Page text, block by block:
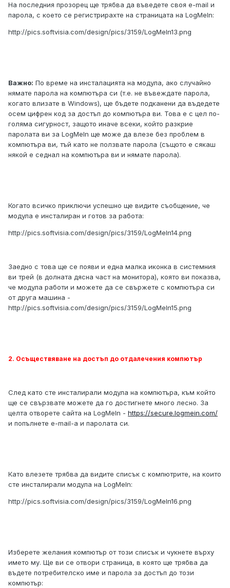
На последния прозорец ще трябва да въведете своя e-mail и
парола, с което се регистрирахте на страницата на LogMeIn:
http://pics.softvisia.com/design/pics/3159/LogMeIn13.png
Важно: По време на инсталацията на модула, ако случайно
нямате парола на компютъра си (т.е. не въвеждате парола,
когато влизате в Windows), ще бъдете подканени да въдедете
осем цифрен код за достъп до компютъра ви. Това е с цел по-
голяма сигурност, защото иначе всеки, който разкрие
паролата ви за LogMeIn ще може да влезе без проблем в
компютъра ви, тъй като не ползвате парола (същото е сякаш
някой е седнал на компютъра ви и нямате парола).
Когато всичко приключи успешно ще видите съобщение, че
модула е инсталиран и готов за работа:
http://pics.softvisia.com/design/pics/3159/LogMeIn14.png
Заедно с това ще се появи и една малка иконка в системния
ви трей (в долната дясна част на монитора), която ви показва,
че модула работи и можете да се свържете с компютъра си
от друга машина -
http://pics.softvisia.com/design/pics/3159/LogMeIn15.png
2. Осъществяване на достъп до отдалечения компютър
След като сте инсталирали модула на компютъра, към който
ще се свързвате можете да го достигнете много лесно. За
целта отворете сайта на LogMeIn - https://secure.logmein.com/
и попълнете e-mail-а и паролата си.
Като влезете трябва да видите списък с компютрите, на които
сте инсталирали модула на LogMeIn:
http://pics.softvisia.com/design/pics/3159/LogMeIn16.png
Изберете желания компютър от този списък и чукнете върху
името му. Ще ви се отвори страница, в която ще трябва да
въдете потребителско име и парола за достъп до този
компютър: